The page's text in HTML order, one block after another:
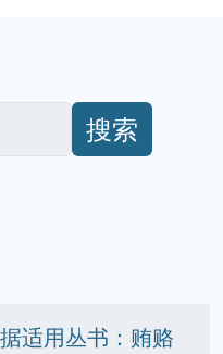
搜索
适用丛书：贿赂